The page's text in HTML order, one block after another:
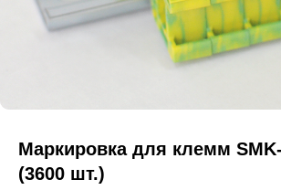
Маркировка для клемм
(3600 шт.)